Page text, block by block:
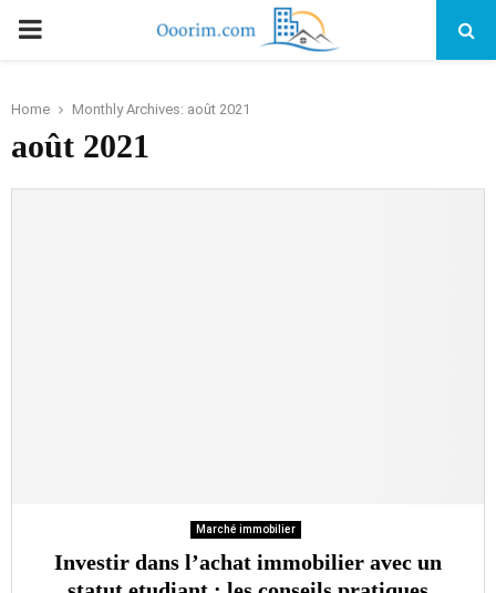
PRIMARY
Home Monthly Archives: août 2021
août 2021
Marché immobilier
Investir dans l’achat immobilier avec un